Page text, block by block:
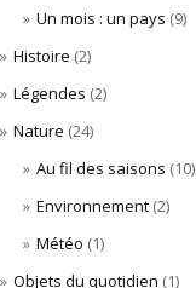
Un mois : un pays (9)
Histoire (2)
Légendes (2)
Nature (24)
Au fil des saisons (10)
Environnement (2)
Météo (1)
Objets du quotidien (1)